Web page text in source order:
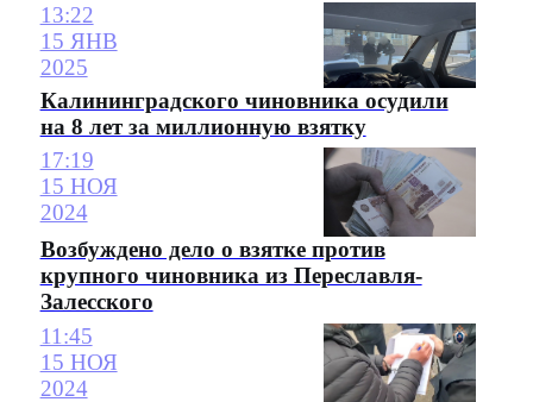
13:22
15 ЯНВ
2025
Калининградского чиновника осудили
на 8 лет за миллионную взятку
17:19
15 НОЯ
2024
Возбуждено дело о взятке против
крупного чиновника из Переславля-
Залесского
11:45
15 НОЯ
2024